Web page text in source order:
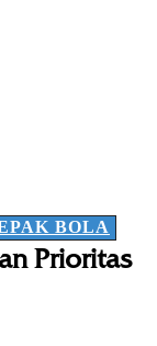
BOLA
Prioritas